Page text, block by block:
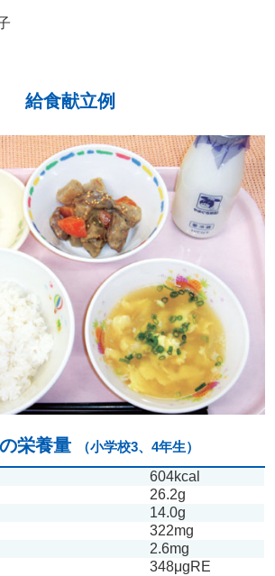
給食献立例
栄養量
（小学校3、4年生）
604kcal
26.2g
14.0g
322mg
2.6mg
348μgRE